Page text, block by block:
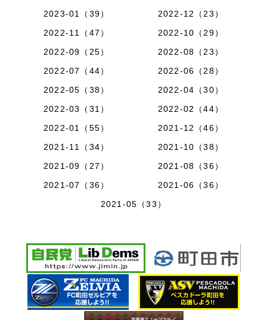
2023-01（39）
2022-12（23）
2022-11（47）
2022-10（29）
2022-09（25）
2022-08（23）
2022-07（44）
2022-06（28）
2022-05（38）
2022-04（30）
2022-03（31）
2022-02（44）
2022-01（55）
2021-12（46）
2021-11（34）
2021-10（38）
2021-09（27）
2021-08（36）
2021-07（36）
2021-06（36）
2021-05（33）